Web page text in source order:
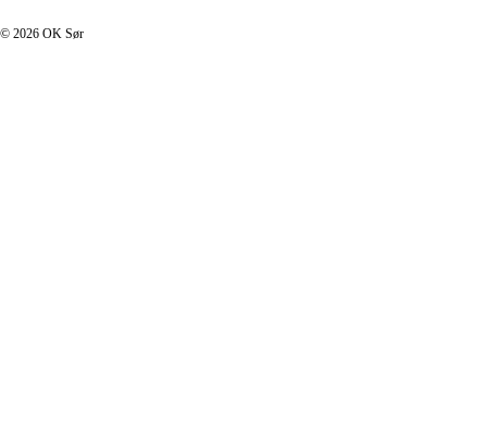
© 2026 OK Sør